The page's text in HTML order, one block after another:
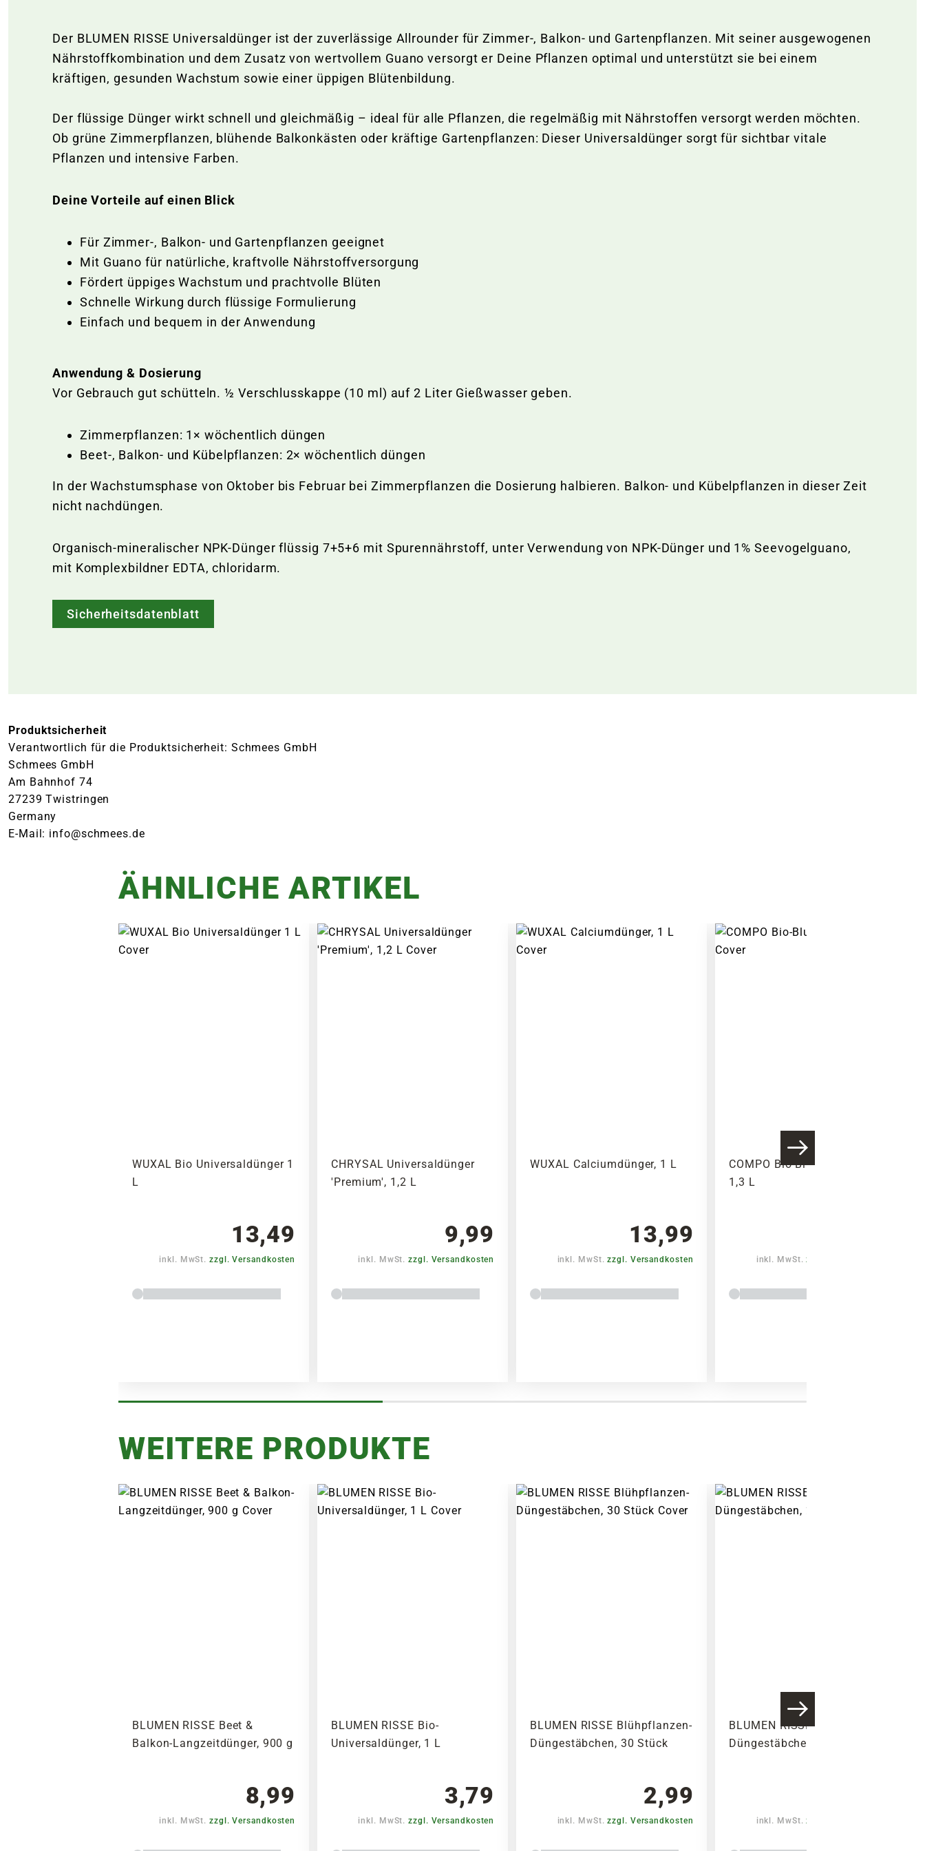
Der BLUMEN RISSE Universaldünger ist der zuverlässige Allrounder für Zimmer-, Balkon- und Gartenpflanzen. Mit seiner ausgewogenen
Nährstoffkombination und dem Zusatz von wertvollem Guano versorgt er Deine Pflanzen optimal und unterstützt sie bei einem
kräftigen, gesunden Wachstum sowie einer üppigen Blütenbildung.
Der flüssige Dünger wirkt schnell und gleichmäßig – ideal für alle Pflanzen, die regelmäßig mit Nährstoffen versorgt werden möchten.
Ob grüne Zimmerpflanzen, blühende Balkonkästen oder kräftige Gartenpflanzen: Dieser Universaldünger sorgt für sichtbar vitale
Pflanzen und intensive Farben.
Deine Vorteile auf einen Blick
Für Zimmer-, Balkon- und Gartenpflanzen geeignet
Mit Guano für natürliche, kraftvolle Nährstoffversorgung
Fördert üppiges Wachstum und prachtvolle Blüten
Schnelle Wirkung durch flüssige Formulierung
Einfach und bequem in der Anwendung
Anwendung & Dosierung
Vor Gebrauch gut schütteln. ½ Verschlusskappe (10 ml) auf 2 Liter Gießwasser geben.
Zimmerpflanzen: 1× wöchentlich düngen
Beet-, Balkon- und Kübelpflanzen: 2× wöchentlich düngen
In der Wachstumsphase von Oktober bis Februar bei Zimmerpflanzen die Dosierung halbieren. Balkon- und Kübelpflanzen in dieser Zeit
nicht nachdüngen.
Organisch-mineralischer NPK-Dünger flüssig 7+5+6 mit Spurennährstoff, unter Verwendung von NPK-Dünger und 1% Seevogelguano,
mit Komplexbildner EDTA, chloridarm.
Sicherheitsdatenblatt
Produktsicherheit
Verantwortlich für die Produktsicherheit: Schmees GmbH
Schmees GmbH
Am Bahnhof 74
27239 Twistringen
Germany
E-Mail: info@schmees.de
ÄHNLICHE ARTIKEL
WUXAL Bio Universaldünger 1
L
13,49
inkl. MwSt.zzgl. Versandkosten
CHRYSAL Universaldünger
'Premium', 1,2 L
9,99
inkl. MwSt.zzgl. Versandkosten
WUXAL Calciumdünger, 1 L
13,99
inkl. MwSt.zzgl. Versandkosten
COMPO Bio-Blumendünger,
1,3 L
inkl. MwSt.zzgl. Versandkosten
WEITERE PRODUKTE
BLUMEN RISSE Beet &
Balkon-Langzeitdünger, 900 g
8,99
inkl. MwSt.zzgl. Versandkosten
BLUMEN RISSE Bio-
Universaldünger, 1 L
3,79
inkl. MwSt.zzgl. Versandkosten
BLUMEN RISSE Blühpflanzen-
Düngestäbchen, 30 Stück
2,99
inkl. MwSt.zzgl. Versandkosten
BLUMEN RISSE Orchideen-
Düngestäbchen, 20 Stück
inkl. MwSt.zzgl. Versandkosten